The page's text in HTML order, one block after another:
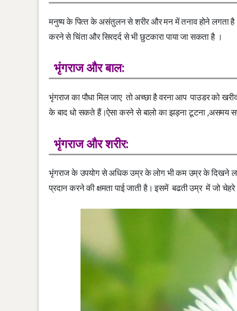
मनुष्य के पित्‍त के असंतुलन से शरीर और मन में तनाव होने लगता
करने से चिंता और सिरदर्द से भी छुटकारा पाया जा सकता है ।
भृंगराज और बाल:
भृंगराज का पौधा मिल जाए तो अच्छा है वरना आप पाउडर को
के बाद धो सकते हैं।ऐसा करने से बालो का झड़ना टूटना ,असमय
भृंगराज और शरीर:
भृंगराज के उपयोग से अधिक उम्र के लोग भी कम उम्र के दिखने
प्रदान करने की क्षमता पाई जाती है। इसमें बढती उम्र में जो